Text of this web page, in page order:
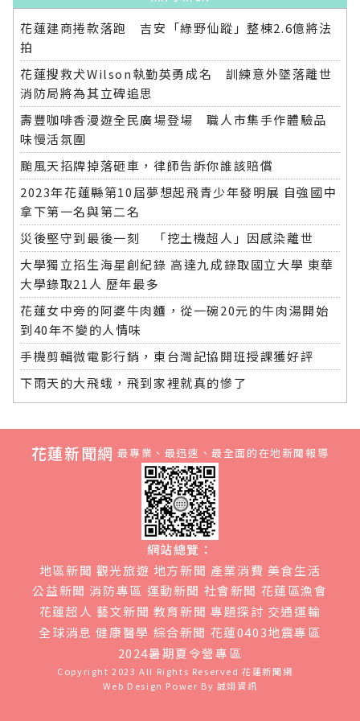
花蓮建商捲款落跑 吉安「綠野仙蹤」整棟2.6億將法
拍
花蓮搜救犬Wilson執勤英勇成名 訓練意外墜落離世
消防局將為其立碑追思
壽豐咖啡香漫遊全民廣場登場 職人市集手作體驗品
味慢活氛圍
颱風天招牌掉落砸車，律師告訴你誰該賠償
2023年花蓮縣第10屆夢想起飛青少年發明展 自強國中
拿下第一名與第二名
災後堅守到最後一刻 「挖土機超人」因感染離世
大學獨立招生海星創紀錄 高達九成錄取國立大學 東華
大學錄取21人 歷年最多
花蓮女中旁的阿婆牛肉麵，從一碗20元的牛肉湯開始
到40年不變的人情味
手機剪輯微電影行銷，東台灣記協開班授課獲好評
下雨天的大飛蛾，飛到家裡就真的慘了
花蓮新聞網 最專業、最迅速、最全面的在地新聞報導
網站總覽：
地區新聞 觀光旅遊 地方新聞 產業消費 美食生活
公益新聞 消防專區 運動新聞 社會新聞 花蓮區漁會
花蓮超人 藝文新聞 教育新聞 專題探討 交通運輸
全球消息 健康醫學 綜合新聞 花蓮0403地震專區
2024暑期夏令營專區
Copyright 2023 All Rights Reserved花蓮新聞網
Web Design Power By 誠翊資訊